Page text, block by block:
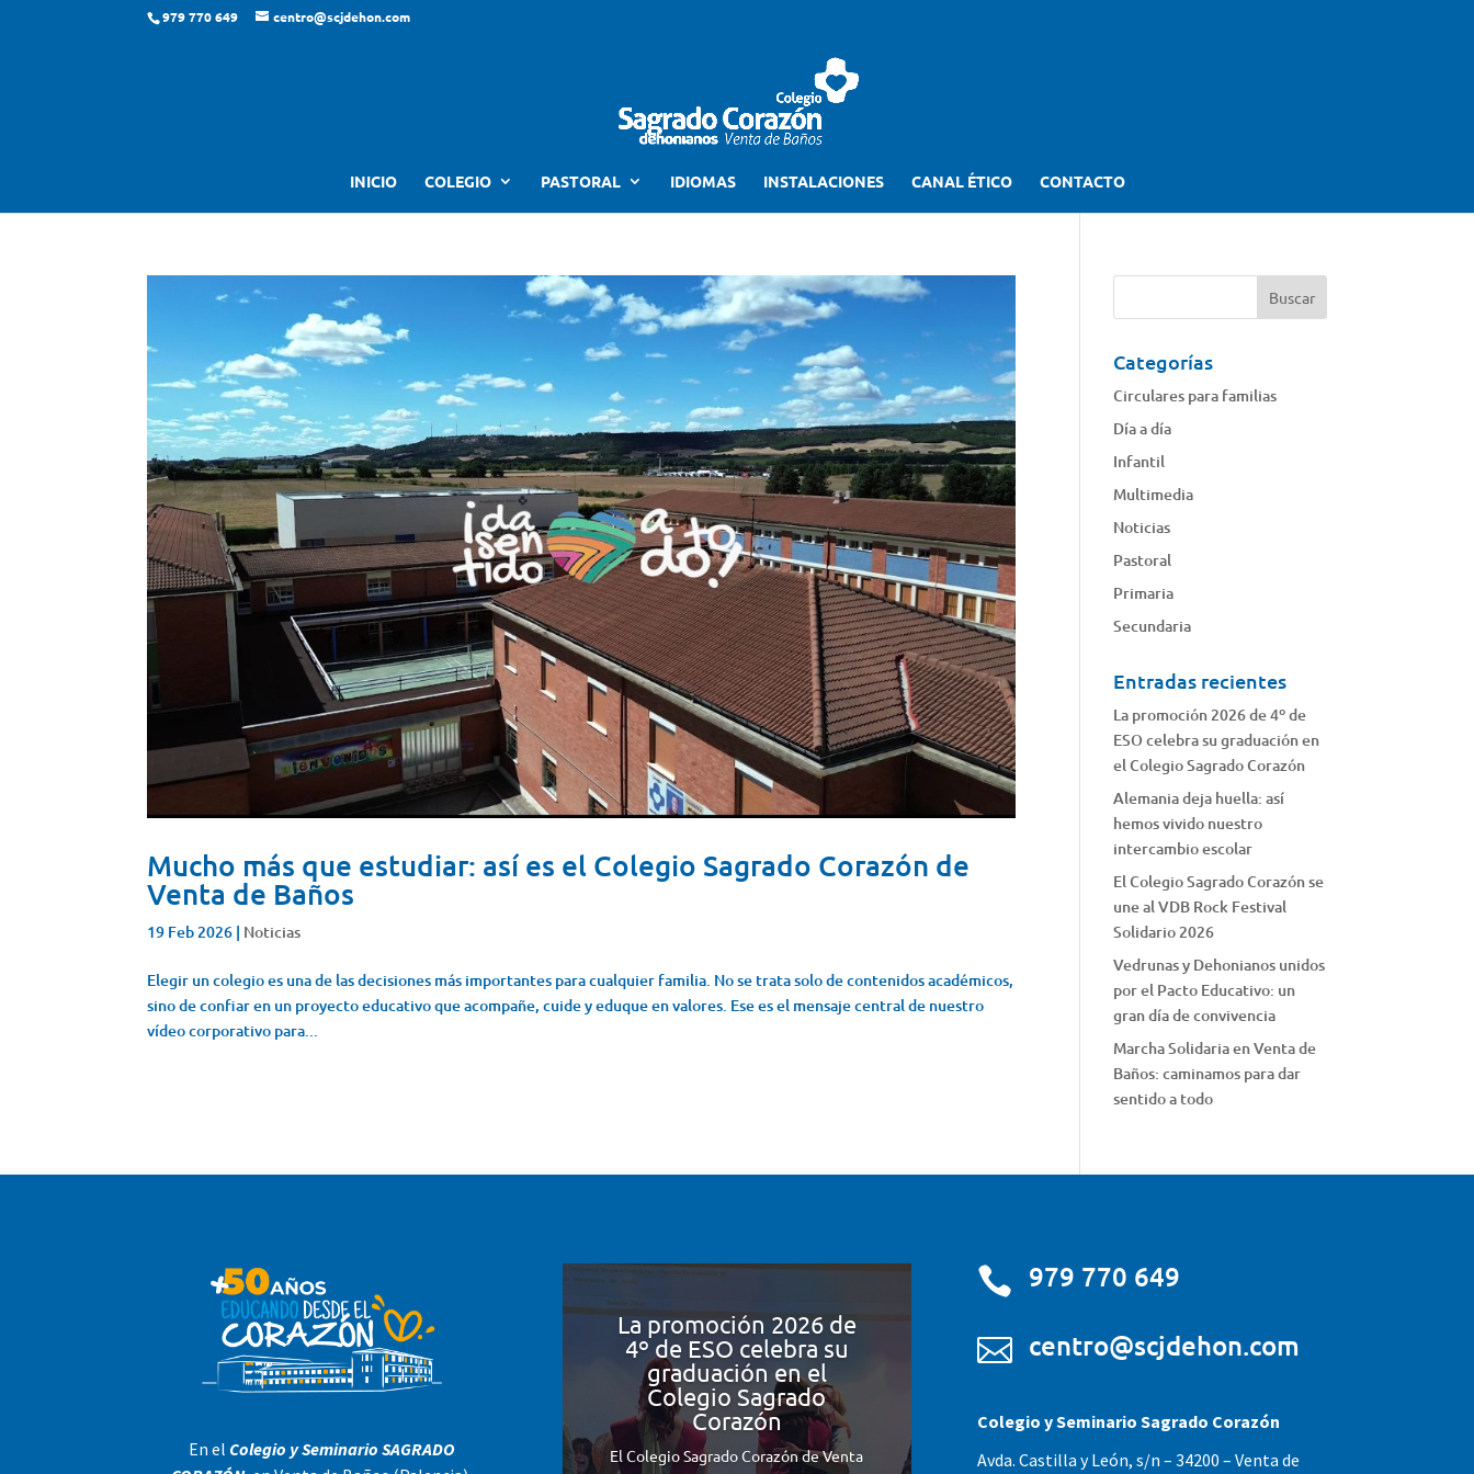
979 770 649 centro@scjdehon.com
INICIO COLEGIO PASTORAL IDIOMAS INSTALACIONES CANAL ÉTICO CONTACTO
Mucho más que estudiar: así es el Colegio Sagrado Corazón de
Venta de Baños
19 Feb 2026 | Noticias
Elegir un colegio es una de las decisiones más importantes para cualquier familia. No se trata solo de contenidos académicos,
sino de confiar en un proyecto educativo que acompañe, cuide y eduque en valores. Ese es el mensaje central de nuestro
vídeo corporativo para...
Categorías
Circulares para familias
Día a día
Infantil
Multimedia
Noticias
Pastoral
Primaria
Secundaria
Entradas recientes
La promoción 2026 de 4º de
ESO celebra su graduación en
el Colegio Sagrado Corazón
Alemania deja huella: así
hemos vivido nuestro
intercambio escolar
El Colegio Sagrado Corazón se
une al VDB Rock Festival
Solidario 2026
Vedrunas y Dehonianos unidos
por el Pacto Educativo: un
gran día de convivencia
Marcha Solidaria en Venta de
Baños: caminamos para dar
sentido a todo
En el Colegio y Seminario SAGRADO
La promoción 2026 de
4º de ESO celebra su
graduación en el
Colegio Sagrado
Corazón
El Colegio Sagrado Corazón de Venta
 979 770 649
 centro@scjdehon.com
Colegio y Seminario Sagrado Corazón
Avda. Castilla y León, s/n – 34200 – Venta de